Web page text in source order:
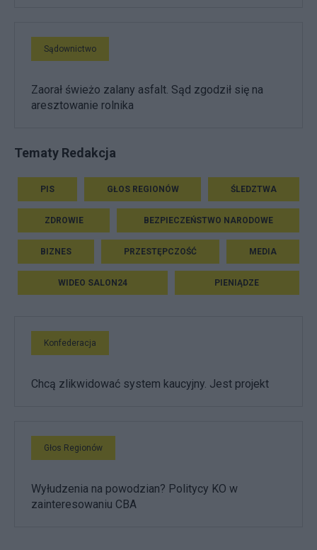
Sądownictwo
Zaorał świeżo zalany asfalt. Sąd zgodził się na
aresztowanie rolnika
Tematy Redakcja
PIS GŁOS REGIONÓW ŚLEDZTWA
ZDROWIE BEZPIECZEŃSTWO NARODOWE
BIZNES PRZESTĘPCZOŚĆ MEDIA
WIDEO SALON24 PIENIĄDZE
Konfederacja
Chcą zlikwidować system kaucyjny. Jest projekt
Głos Regionów
Wyłudzenia na powodzian? Politycy KO w
zainteresowaniu CBA